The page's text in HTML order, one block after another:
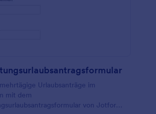
Urlaubsanträge im
mit dem
von Jotform,